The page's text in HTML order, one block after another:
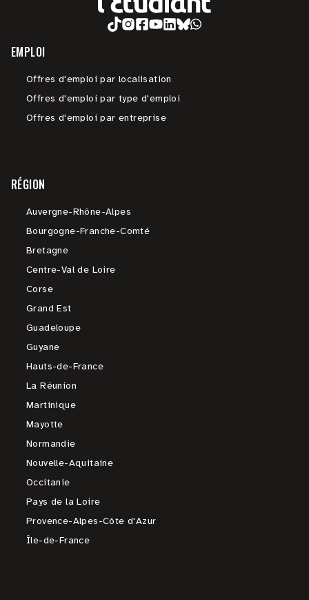
EMPLOI
Offres d'emploi par localisation
Offres d'emploi par type d'emploi
Offres d'emploi par entreprise
RÉGION
Auvergne-Rhône-Alpes
Bourgogne-Franche-Comté
Bretagne
Centre-Val de Loire
Corse
Grand Est
Guadeloupe
Guyane
Hauts-de-France
La Réunion
Martinique
Mayotte
Normandie
Nouvelle-Aquitaine
Occitanie
Pays de la Loire
Provence-Alpes-Côte d'Azur
Île-de-France